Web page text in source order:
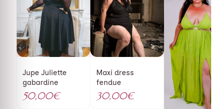
Jupe Juliette
gabardine
50,00€
Maxi dress
fendue
30,00€